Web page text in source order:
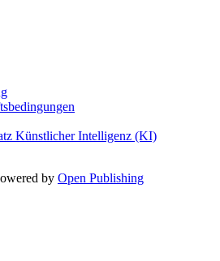
Künstlicher Intelligenz (KI)
by Open Publishing